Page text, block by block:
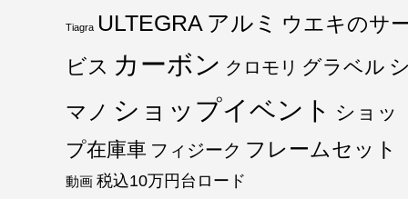
Tiagra ULTEGRA アルミ ウエキのサ
ビス カーボン クロモリ グラベル
マノ ショップイベント ショッ
プ在庫車 フィジーク フレームセット
動画 税込10万円台ロード